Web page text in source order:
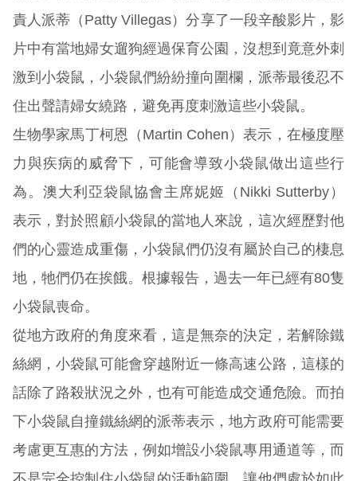
責人派蒂（Patty Villegas）分享了一段辛酸影片，影
片中有當地婦女遛狗經過保育公園，沒想到竟意外刺
激到小袋鼠，小袋鼠們紛紛撞向圍欄，派蒂最後忍不
住出聲請婦女繞路，避免再度刺激這些小袋鼠。
生物學家馬丁柯恩（Martin Cohen）表示，在極度壓
力與疾病的威脅下，可能會導致小袋鼠做出這些行
為。澳大利亞袋鼠協會主席妮姬（Nikki Sutterby）
表示，對於照顧小袋鼠的當地人來說，這次經歷對他
們的心靈造成重傷，小袋鼠們仍沒有屬於自己的棲息
地，牠們仍在挨餓。根據報告，過去一年已經有80隻
小袋鼠喪命。
從地方政府的角度來看，這是無奈的決定，若解除鐵
絲網，小袋鼠可能會穿越附近一條高速公路，這樣的
話除了路殺狀況之外，也有可能造成交通危險。而拍
下小袋鼠自撞鐵絲網的派蒂表示，地方政府可能需要
考慮更互惠的方法，例如增設小袋鼠專用通道等，而